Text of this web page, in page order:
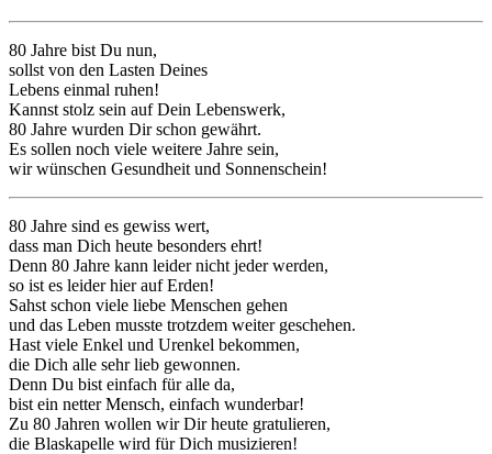
80 Jahre bist Du nun,
sollst von den Lasten Deines
Lebens einmal ruhen!
Kannst stolz sein auf Dein Lebenswerk,
80 Jahre wurden Dir schon gewährt.
Es sollen noch viele weitere Jahre sein,
wir wünschen Gesundheit und Sonnenschein!
80 Jahre sind es gewiss wert,
dass man Dich heute besonders ehrt!
Denn 80 Jahre kann leider nicht jeder werden,
so ist es leider hier auf Erden!
Sahst schon viele liebe Menschen gehen
und das Leben musste trotzdem weiter geschehen.
Hast viele Enkel und Urenkel bekommen,
die Dich alle sehr lieb gewonnen.
Denn Du bist einfach für alle da,
bist ein netter Mensch, einfach wunderbar!
Zu 80 Jahren wollen wir Dir heute gratulieren,
die Blaskapelle wird für Dich musizieren!